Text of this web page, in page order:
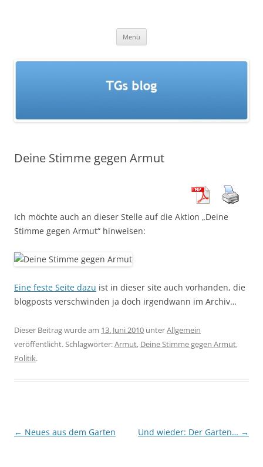
Menü
Deine Stimme gegen Armut
Ich möchte auch an dieser Stelle auf die Aktion „Deine
Stimme gegen Armut“ hinweisen:
Eine feste Seite dazu ist in dieser site auch vorhanden, die
blogposts verschwinden ja doch irgendwann im Archiv…
Dieser Beitrag wurde am 13. Juni 2010 unterAllgemein
veröffentlicht. Schlagwörter:Armut, Deine Stimme gegen Armut,
Politik.
Beitragsnavigation
← Neues aus dem Garten Und wieder: Der Garten… →